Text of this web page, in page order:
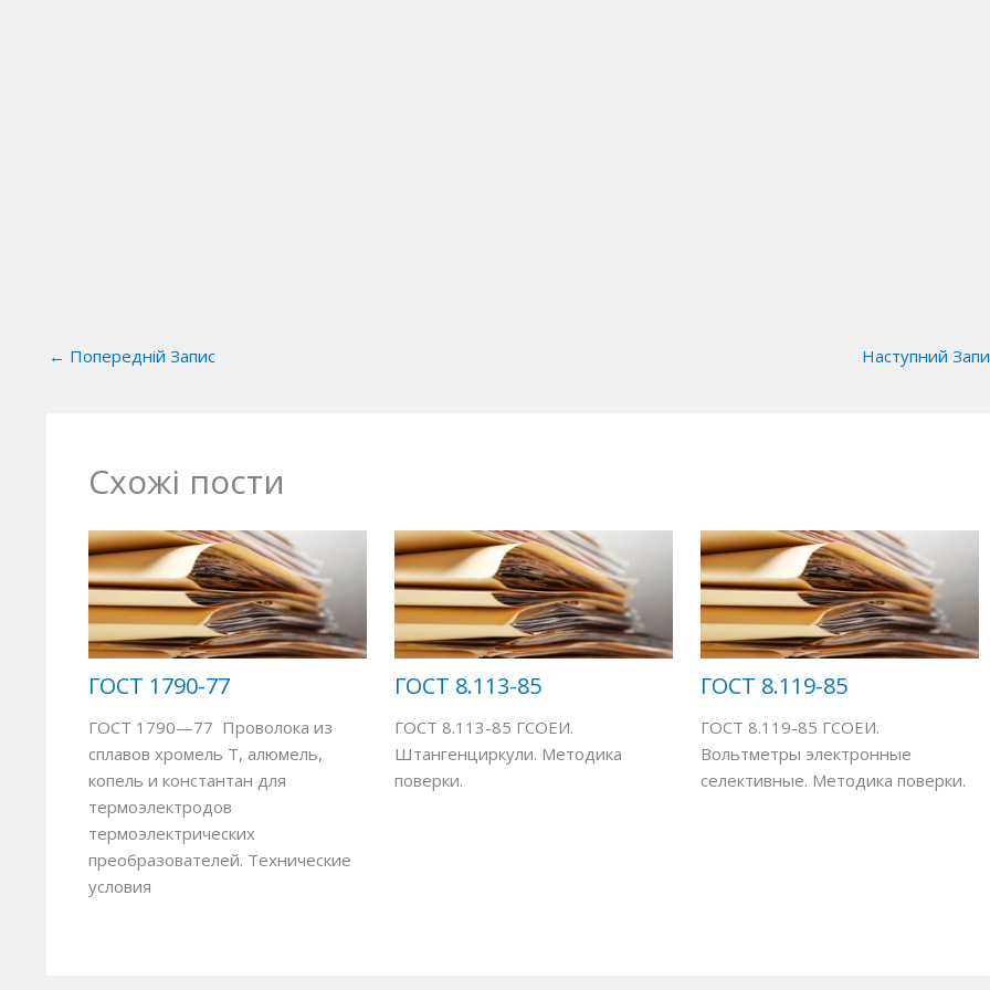
← Попередній Запис Наступний
Схожі пости
ГОСТ 1790-77
ГОСТ 1790—77 Проволока из
сплавов хромель Т, алюмель,
копель и константан для
термоэлектродов
термоэлектрических
преобразователей. Технические
условия
ГОСТ 8.113-85
ГОСТ 8.113-85 ГСОЕИ.
Штангенциркули. Методика
поверки.
ГОСТ 8.119-85
ГОСТ 8.119-85 ГСОЕИ.
Вольтметры электронные
селективные. Методика поверки.